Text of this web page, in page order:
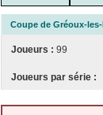
Coupe de Gréoux-
Joueurs : 99
Joueurs par série :